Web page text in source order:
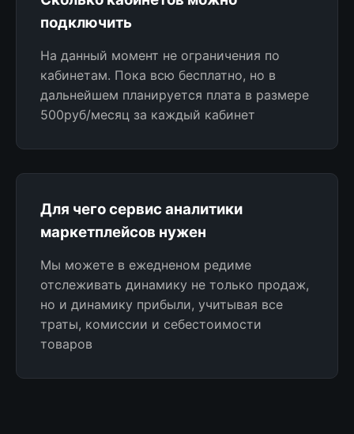
подключить
На данный момент не ограничения по
кабинетам. Пока всю бесплатно, но в
дальнейшем планируется плата в размере
500руб/месяц за каждый кабинет
Для чего сервис аналитики
маркетплейсов нужен
Мы можете в ежедненом редиме
отслеживать динамику не только продаж,
но и динамику прибыли, учитывая все
траты, комиссии и себестоимости
товаров